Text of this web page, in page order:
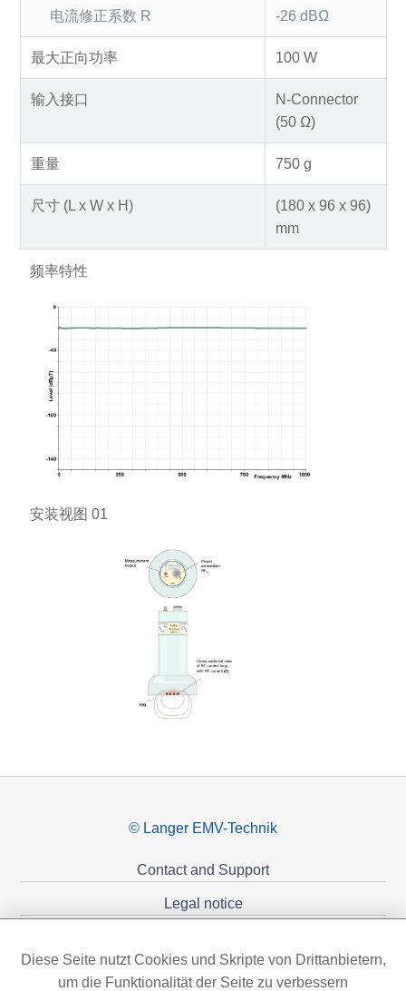
电流修正系数 R -26 dBΩ
最大正向功率 100 W
输入接口
N-Connector
(50 Ω)
重量 750 g
尺寸 (L x W x H)
(180 x 96 x 96)
mm
频率特性
安装视图 01
© Langer EMV-Technik
Contact and Support
Legal notice
Diese Seite nutzt Cookies und Skripte von Drittanbietern,
um die Funktionalität der Seite zu verbessern